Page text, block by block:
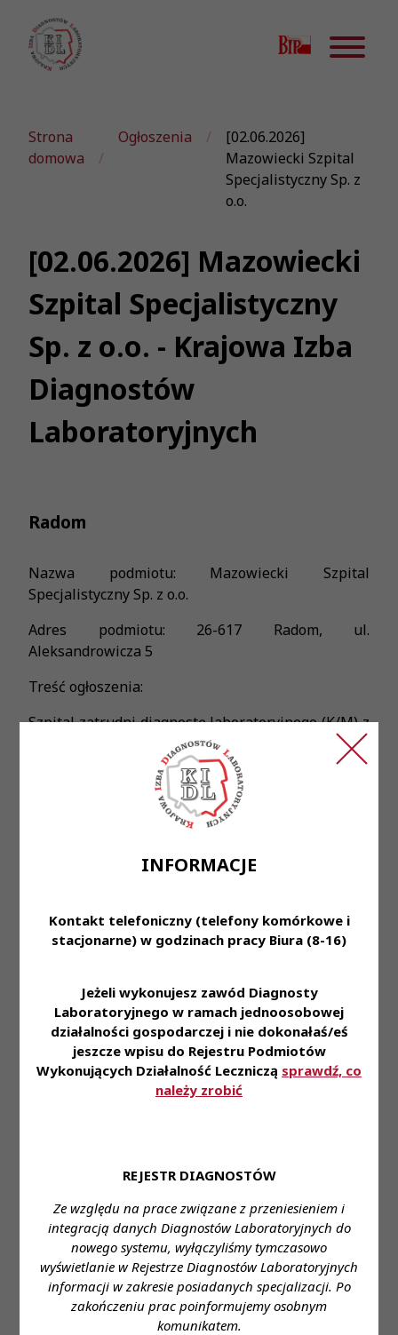
INFORMACJE
Kontakt telefoniczny (telefony komórkowe i
stacjonarne) w godzinach pracy Biura (8-16)
Jeżeli wykonujesz zawód Diagnosty
Laboratoryjnego w ramach jednoosobowej
działalności gospodarczej i nie dokonałaś/eś
jeszcze wpisu do Rejestru Podmiotów
Wykonujących Działalność Leczniczą sprawdź, co
należy zrobić
REJESTR DIAGNOSTÓW
Ze względu na prace związane z przeniesieniem i
integracją danych Diagnostów Laboratoryjnych do
nowego systemu, wyłączyliśmy tymczasowo
wyświetlanie w Rejestrze Diagnostów Laboratoryjnych
informacji w zakresie posiadanych specjalizacji. Po
zakończeniu prac poinformujemy osobnym
komunikatem.
Strona
domowa
Ogłoszenia
[02.06.2026]
Mazowiecki Szpital
Specjalistyczny Sp. z
o.o.
[02.06.2026] Mazowiecki
Szpital Specjalistyczny
Sp. z o.o. - Krajowa Izba
Diagnostów
Laboratoryjnych
Radom
Nazwa podmiotu: Mazowiecki Szpital
Specjalistyczny Sp. z o.o.
Adres podmiotu: 26-617 Radom, ul.
Aleksandrowicza 5
Treść ogłoszenia:
Szpital zatrudni diagnostę laboratoryjnego (K/M) z
doświadczeniem w wykonywaniu badań z zakresu
cytometrii przepływowej krwi obwodowej i szpiku,
a także z doświadczeniem w ocenie mielogramu.
Miejsce zatrudnienia: 26-617 Radom, ul.
laboratoryjnego
pracowników zatrudnionych w podmiotach
leczniczych
Forma zatrudnienia: umowa o pracę
Wymiar czasu pracy: pełny etat
Imię i nazwisko: Anna Żyła – p.o. Kierownik
Zakładu Diagnostyki Laboratoryjnej
Telefon: (48) 361-48-99
e- mail: szpital@wss.com.pl